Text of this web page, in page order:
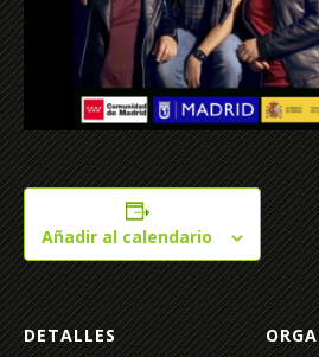
Añadir al calendario
DETALLES